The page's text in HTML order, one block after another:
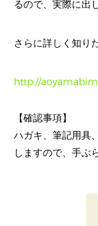
るので、実際に出
さらに詳しく知り
http://
【確認事項】
ハガキ、筆記用具
しますので、手ぶ